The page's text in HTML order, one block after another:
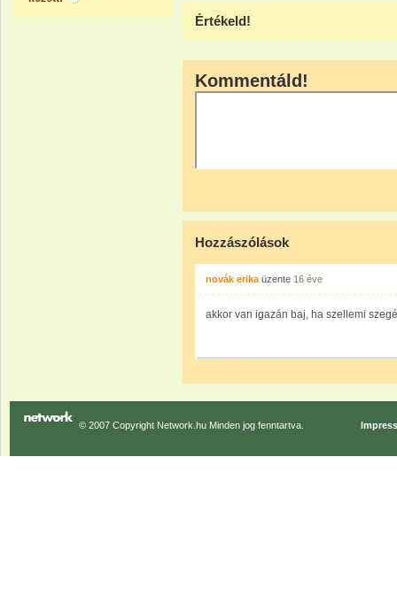
Értékeld!
Kommentáld!
Hozzászólások
novák erika üzente 16 éve
akkor van igazán baj, ha szellemi
© 2007 Copyright Network.hu Minden jog fenntartva.